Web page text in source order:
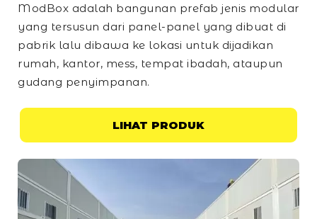
ModBox adalah bangunan prefab jenis modular
yang tersusun dari panel-panel yang dibuat di
pabrik lalu dibawa ke lokasi untuk dijadikan
rumah, kantor, mess, tempat ibadah, ataupun
gudang penyimpanan.
LIHAT PRODUK